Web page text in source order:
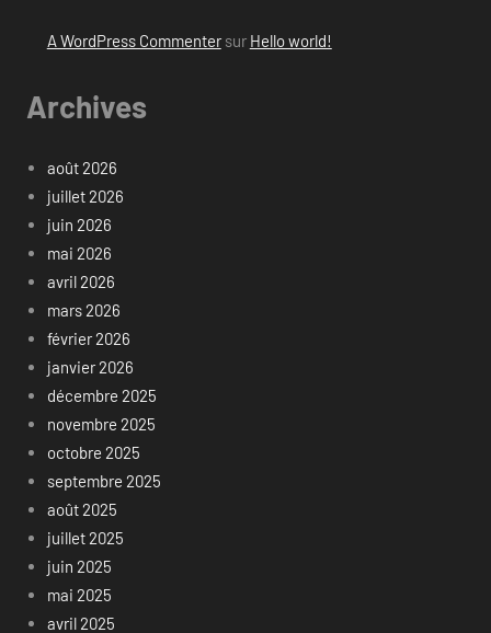
A WordPress Commentersur Hello world!
Archives
août 2026
juillet 2026
juin 2026
mai 2026
avril 2026
mars 2026
février 2026
janvier 2026
décembre 2025
novembre 2025
octobre 2025
septembre 2025
août 2025
juillet 2025
juin 2025
mai 2025
avril 2025